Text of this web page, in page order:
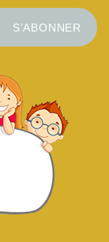
S’ABONNER